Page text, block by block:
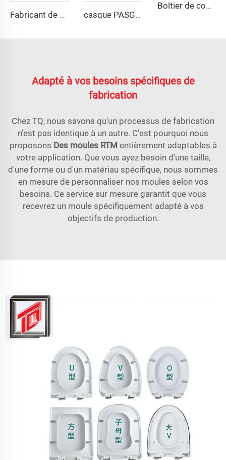
Fabricant de Taizhou en Chine, couvercle d'homme customisé en composite pour outil carré en fonte d'acier casque PASGT aramid PE noir mich 2000 haut dégagement casque balistique moule
Boîtier de compteur extérieur boîte de distribution en plastique moule coque en plastique composite compression moule taizhou
Adapté à vos besoins spécifiques de
fabrication
Chez TQ, nous savons qu'un processus de fabrication
n'est pas identique à un autre. C'est pourquoi nous
proposons Des moules RTM entièrement adaptables à
votre application. Que vous ayez besoin d'une taille,
d'une forme ou d'un matériau spécifique, nous sommes
en mesure de personnaliser nos moules selon vos
besoins. Ce service sur mesure garantit que vous
recevrez un moule spécifiquement adapté à vos
objectifs de production.